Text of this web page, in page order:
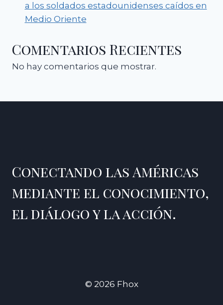
a los soldados estadounidenses caídos en
Medio Oriente
Comentarios Recientes
No hay comentarios que mostrar.
Conectando las Américas
mediante el conocimiento,
el diálogo y la acción.
© 2026 Fhox